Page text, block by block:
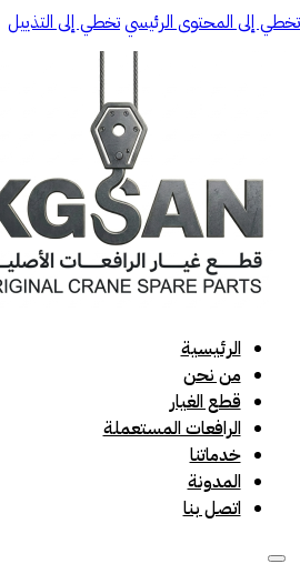
تخطي إلى المحتوى الرئيسيتخطي إلى التذييل
الرئيسية
من نحن
قطع الغيار
الرافعات المستعملة
خدماتنا
المدونة
اتصل بنا